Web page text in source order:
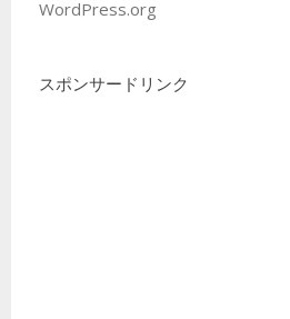
WordPress.org
スポンサードリンク